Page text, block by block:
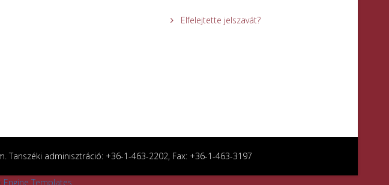
Elfelejtette jelszavát?
Tanszéki adminisztráció: +36-1-463-2202, Fax: +36-1-463-3197
Engine Templates